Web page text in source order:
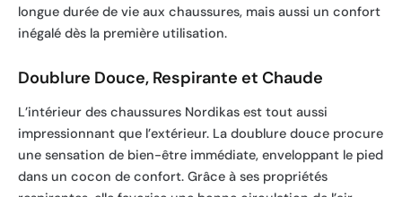
longue durée de vie aux chaussures, mais aussi un confort
inégalé dès la première utilisation.
Doublure Douce, Respirante et Chaude
L’intérieur des chaussures Nordikas est tout aussi
impressionnant que l’extérieur. La doublure douce procure
une sensation de bien-être immédiate, enveloppant le pied
dans un cocon de confort. Grâce à ses propriétés